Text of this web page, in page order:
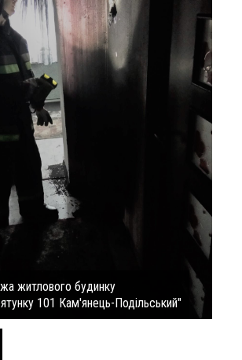
житлового будинку
101 Кам'янець-Подільський"